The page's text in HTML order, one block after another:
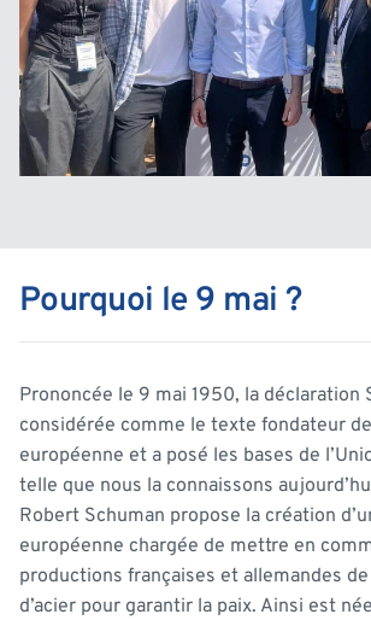
Pourquoi le 9 mai ?
Prononcée le 9 mai 1950, la déclaration
considérée comme le texte fondateur
européenne et a posé les bases de
telle que nous la connaissons
Robert Schuman propose la création
européenne chargée de mettre en
productions françaises et allemandes
d’acier pour garantir la paix. Ainsi est